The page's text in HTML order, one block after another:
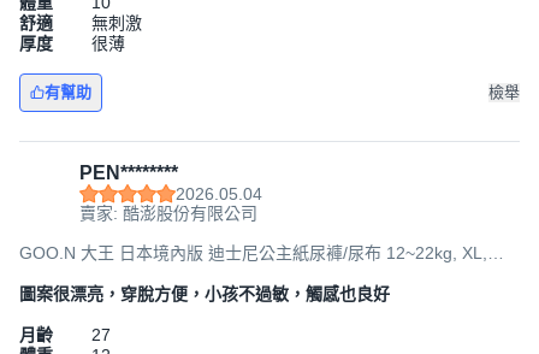
舒適
無刺激
厚度
很薄
有幫助 檢舉
PEN********
2026.05.04
賣家: 酷澎股份有限公司
GOO.N 大王 日本境內版 迪士尼公主紙尿褲/尿布 12~22kg, XL,
圖案很漂亮，穿脫方便，小孩不過敏，觸感也良好
月齡
27